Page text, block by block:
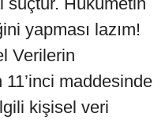
yapması lazım!
Verilerin
11’inci maddesinde
kişisel veri